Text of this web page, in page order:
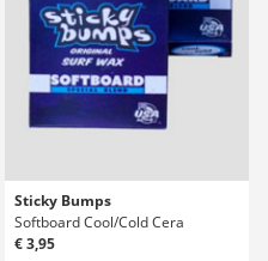
Sticky Bumps
Softboard Cool/Cold Cera
€ 3,95